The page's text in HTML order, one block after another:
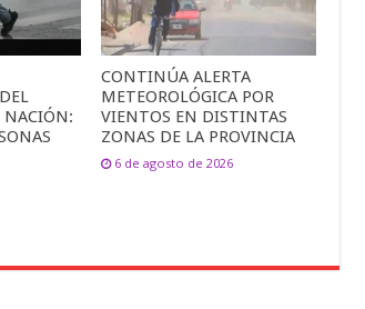
NACIÓN:
CONTINÚA ALERTA
METEOROLÓGICA POR
VIENTOS EN DISTINTAS
ZONAS DE LA PROVINCIA
6 de agosto de 2026